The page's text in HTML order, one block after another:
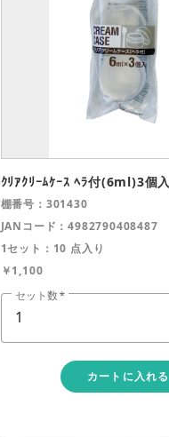
ｸﾘｱｸﾘｰﾑｹｰｽ ﾍﾗ付(6ml)3個入
棚番号：301430
JANコード：4982790408487
1セット：10 点入り
￥1,100
セット数
カートに入れる